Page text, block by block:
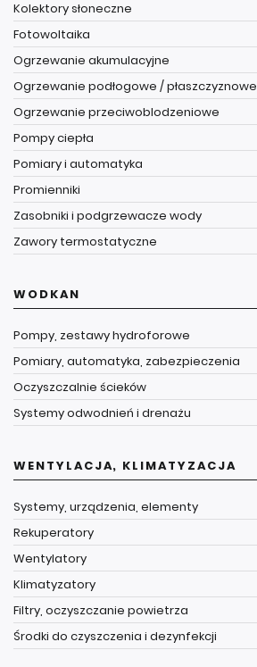
Kolektory słoneczne
Fotowoltaika
Ogrzewanie akumulacyjne
Ogrzewanie podłogowe / płaszczyznowe
Ogrzewanie przeciwoblodzeniowe
Pompy ciepła
Pomiary i automatyka
Promienniki
Zasobniki i podgrzewacze wody
Zawory termostatyczne
WODKAN
Pompy, zestawy hydroforowe
Pomiary, automatyka, zabezpieczenia
Oczyszczalnie ścieków
Systemy odwodnień i drenażu
WENTYLACJA, KLIMATYZACJA
Systemy, urządzenia, elementy
Rekuperatory
Wentylatory
Klimatyzatory
Filtry, oczyszczanie powietrza
Środki do czyszczenia i dezynfekcji